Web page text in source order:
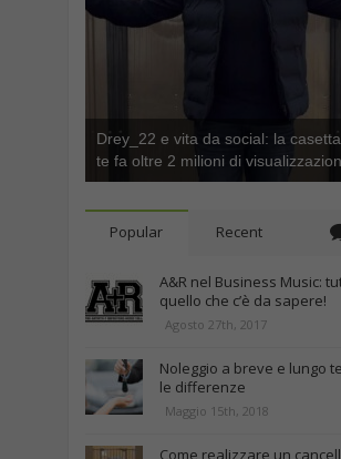
Drey_22 e vita da social: la
te fa oltre 2 milioni di
Popular Recent
A&R nel Business Music:
quello che c’è da sapere!
Agosto 27th, 2017
Noleggio a breve e lungo
le differenze
Maggio 15th, 2018
Come realizzare un